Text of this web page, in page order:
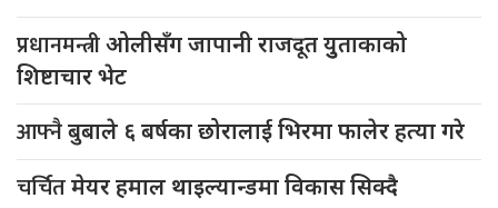
प्रधानमन्त्रीओलीसँग जापानी राजदूत युुताकाको
शिष्टाचार भेट
आफ्नैबुबाले ६ बर्षका छोरालाई भिरमा फालेर हत्या गरे
चर्चितमेयर हमाल थाइल्यान्डमा विकास सिक्दै